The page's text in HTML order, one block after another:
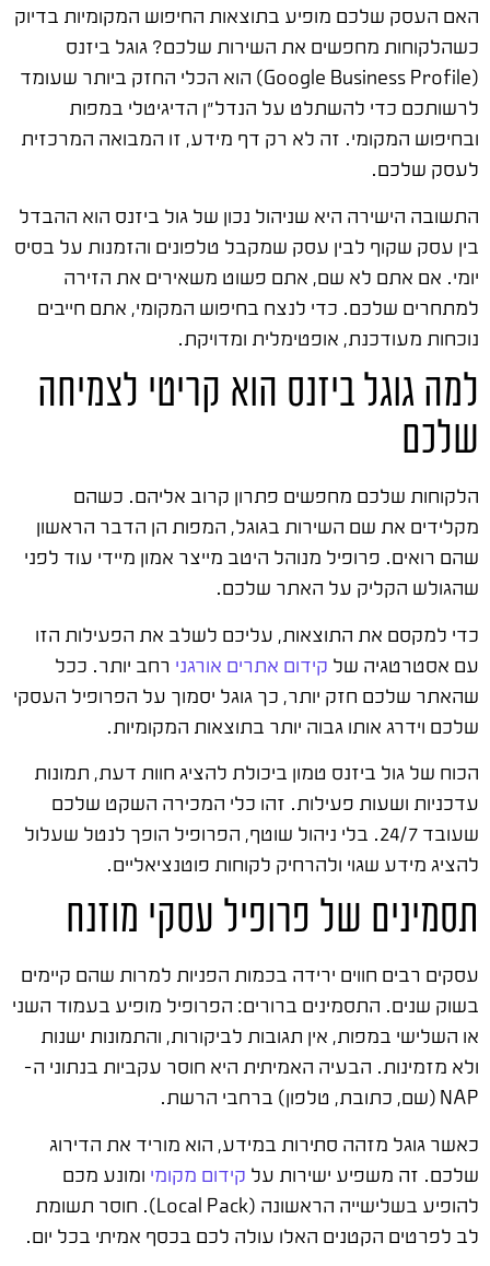
האם העסק שלכם מופיע בתוצאות החיפוש המקומיות בדיוק
כשהלקוחות מחפשים את השירות שלכם? גוגל ביזנס
(Google Business Profile) הוא הכלי החזק ביותר שעומד
לרשותכם כדי להשתלט על הנדל"ן הדיגיטלי במפות
ובחיפוש המקומי. זה לא רק דף מידע, זו המבואה המרכזית
לעסק שלכם.
התשובה הישירה היא שניהול נכון של גול ביזנס הוא ההבדל
בין עסק שקוף לבין עסק שמקבל טלפונים והזמנות על בסיס
יומי. אם אתם לא שם, אתם פשוט משאירים את הזירה
למתחרים שלכם. כדי לנצח בחיפוש המקומי, אתם חייבים
נוכחות מעודכנת, אופטימלית ומדויקת.
למה גוגל ביזנס הוא קריטי לצמיחה
שלכם
הלקוחות שלכם מחפשים פתרון קרוב אליהם. כשהם
מקלידים את שם השירות בגוגל, המפות הן הדבר הראשון
שהם רואים. פרופיל מנוהל היטב מייצר אמון מיידי עוד לפני
שהגולש הקליק על האתר שלכם.
כדי למקסם את התוצאות, עליכם לשלב את הפעילות הזו
עם אסטרטגיה של קידום אתרים אורגני רחב יותר. ככל
שהאתר שלכם חזק יותר, כך גוגל יסמוך על הפרופיל העסקי
שלכם וידרג אותו גבוה יותר בתוצאות המקומיות.
הכוח של גול ביזנס טמון ביכולת להציג חוות דעת, תמונות
עדכניות ושעות פעילות. זהו כלי המכירה השקט שלכם
שעובד 24/7. בלי ניהול שוטף, הפרופיל הופך לנטל שעלול
להציג מידע שגוי ולהרחיק לקוחות פוטנציאליים.
תסמינים של פרופיל עסקי מוזנח
עסקים רבים חווים ירידה בכמות הפניות למרות שהם קיימים
בשוק שנים. התסמינים ברורים: הפרופיל מופיע בעמוד השני
או השלישי במפות, אין תגובות לביקורות, והתמונות ישנות
ולא מזמינות. הבעיה האמיתית היא חוסר עקביות בנתוני ה-
NAP (שם, כתובת, טלפון) ברחבי הרשת.
כאשר גוגל מזהה סתירות במידע, הוא מוריד את הדירוג
שלכם. זה משפיע ישירות על קידום מקומי ומונע מכם
להופיע בשלישייה הראשונה (Local Pack). חוסר תשומת
לב לפרטים הקטנים האלו עולה לכם בכסף אמיתי בכל יום.